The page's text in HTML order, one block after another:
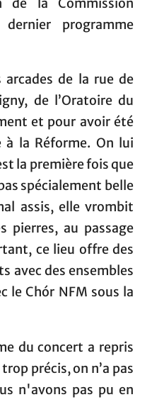
la Commission
programme
arcades de la rue de
de l’Oratoire du
et pour avoir été
à la Réforme. On lui
la première fois que
spécialement belle
assis, elle vrombit
pierres, au passage
ce lieu offre des
avec des ensembles
le Chór NFM sous la
du concert a repris
précis, on n’a pas
n'avons pas pu en